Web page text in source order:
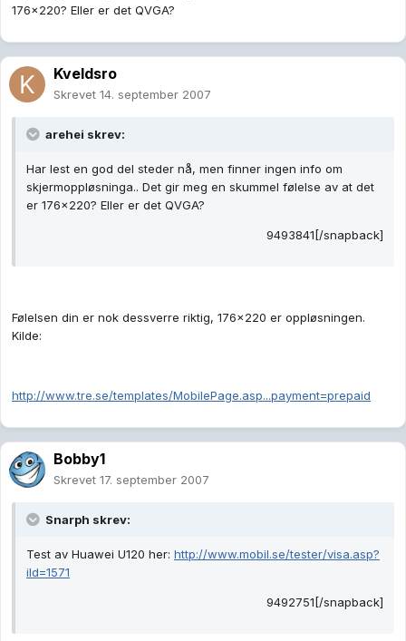
176x220? Eller er det QVGA?
Kveldsro
Skrevet 14. september 2007
arehei skrev:
Har lest en god del steder nå, men finner ingen info om
skjermoppløsninga.. Det gir meg en skummel følelse av at det
er 176x220? Eller er det QVGA?
9493841[/snapback]
Følelsen din er nok dessverre riktig, 176x220 er oppløsningen.
Kilde:
http://www.tre.se/templates/MobilePage.asp...payment=prepaid
Bobby1
Skrevet 17. september 2007
Snarph skrev:
Test av Huawei U120 her: http://www.mobil.se/tester/visa.asp?
iId=1571
9492751[/snapback]